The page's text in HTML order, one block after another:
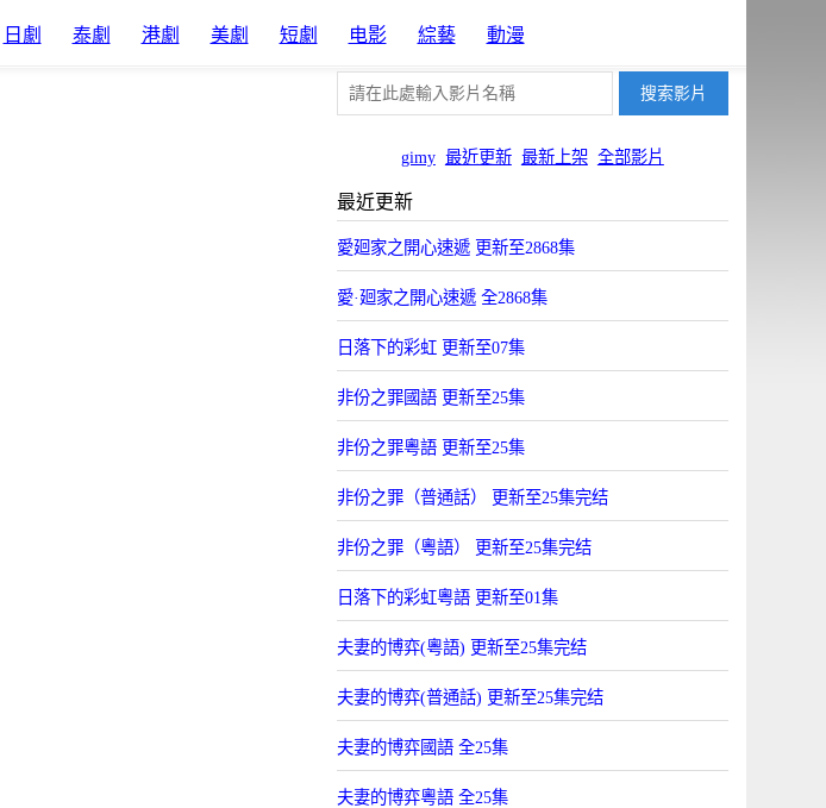
日劇 泰劇 港劇 美劇 短劇 电影 綜藝 動漫
gimy 最近更新 最新上架 全部影片
最近更新
愛廻家之開心速遞 更新至2868集
愛·廻家之開心速遞 全2868集
日落下的彩虹 更新至07集
非份之罪國語 更新至25集
非份之罪粵語 更新至25集
非份之罪（普通話） 更新至25集完结
非份之罪（粵語） 更新至25集完结
日落下的彩虹粵語 更新至01集
夫妻的博弈(粵語) 更新至25集完结
夫妻的博弈(普通話) 更新至25集完结
夫妻的博弈國語 全25集
夫妻的博弈粵語 全25集